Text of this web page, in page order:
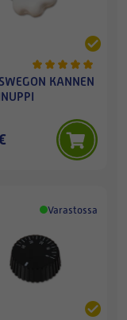
KANNEN
Varastossa